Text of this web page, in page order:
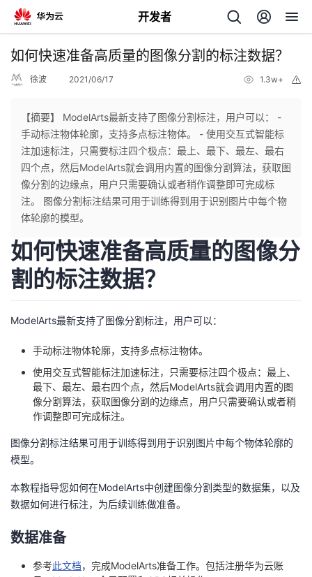
开发者
返
个
人
主
页
我
开
我
的
博
我
的
坛
我
圈
子
的
直
播
我
的
活
我
的
如何快速准备高质量的图像分割的标注数据？
徐波 2021/06/17 1.3w+
【摘要】 ModelArts最新支持了图像分割标注，用户可以： -
手动标注物体轮廓，支持多点标注物体。 - 使用交互式智能标
注加速标注，只需要标注四个极点：最上、最下、最左、最右
四个点，然后ModelArts就会调用内置的图像分割算法，获取图
像分割的边缘点，用户只需要确认或者稍作调整即可完成标
注。 图像分割标注结果可用于训练得到用于识别图片中每个物
体轮廓的模型。
如何快速准备高质量的图像分
割的标注数据？
ModelArts最新支持了图像分割标注，用户可以：
手动标注物体轮廓，支持多点标注物体。
使用交互式智能标注加速标注，只需要标注四个极点：最上、
最下、最左、最右四个点，然后ModelArts就会调用内置的图
像分割算法，获取图像分割的边缘点，用户只需要确认或者稍
作调整即可完成标注。
图像分割标注结果可用于训练得到用于识别图片中每个物体轮廓的
模型。
本教程指导您如何在ModelArts中创建图像分割类型的数据集，以及
数据如何进行标注，为后续训练做准备。
数据准备
参考此文档，完成ModelArts准备工作。包括注册华为云账